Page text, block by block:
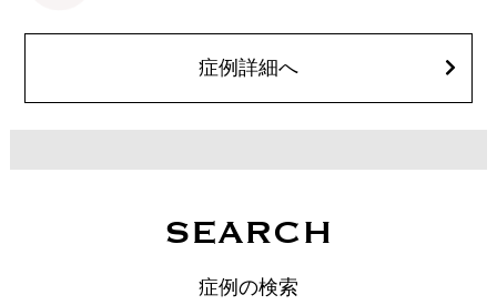
顔の脂肪吸引箇所の追加 1ヶ所ごと+162,800円(税込)
オプション：笑気麻酔 3,300円(税込)
症例詳細へ
SEARCH
症例の検索